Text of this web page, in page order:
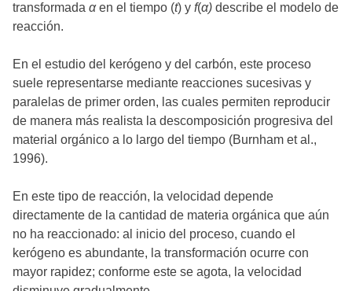
transformada αen el tiempo (t) y f(α) describe el modelo de
reacción.
En el estudio del kerógeno y del carbón, este proceso
suele representarse mediante reacciones sucesivas y
paralelas de primer orden, las cuales permiten reproducir
de manera más realista la descomposición progresiva del
material orgánico a lo largo del tiempo (Burnham et al.,
1996).
En este tipo de reacción, la velocidad depende
directamente de la cantidad de materia orgánica que aún
no ha reaccionado: al inicio del proceso, cuando el
kerógeno es abundante, la transformación ocurre con
mayor rapidez; conforme este se agota, la velocidad